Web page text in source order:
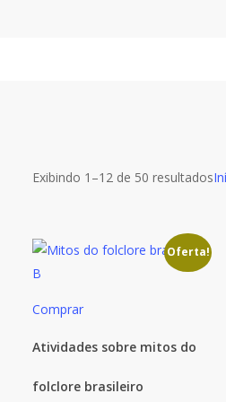
Exibindo 1–12 de 50 resultados
Oferta!
Comprar
Atividades sobre mitos do
folclore brasileiro